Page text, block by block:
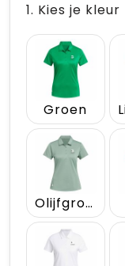
1. Kies je kleur
Groen
Olijfgroen